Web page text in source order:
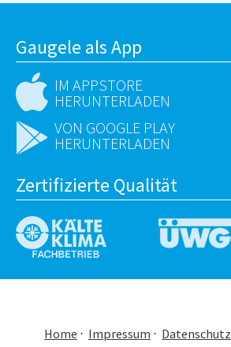
Gaugele als App
IM APPSTORE
HERUNTERLADEN
VON GOOGLE PLAY
HERUNTERLADEN
Zertifizierte Qualität
Home Impressum Datenschutz